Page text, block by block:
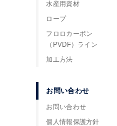
水産用資材
ロープ
フロロカーボン
（PVDF）ライン
加工方法
お問い合わせ
お問い合わせ
個人情報保護方針